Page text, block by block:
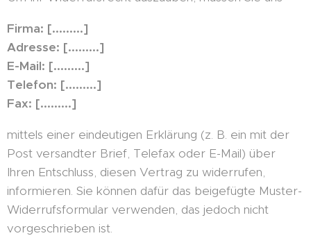
Firma: [.........]
Adresse: [.........]
E-Mail: [.........]
Telefon: [.........]
Fax: [.........]
mittels einer eindeutigen Erklärung (z. B. ein mit der
Post versandter Brief, Telefax oder E-Mail) über
Ihren Entschluss, diesen Vertrag zu widerrufen,
informieren. Sie können dafür das beigefügte Muster-
Widerrufsformular verwenden, das jedoch nicht
vorgeschrieben ist.